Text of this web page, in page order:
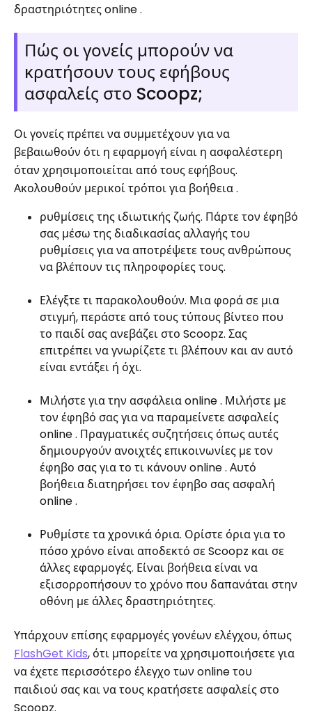
δραστηριότητες online .
Πώς οι γονείς μπορούν να
κρατήσουν τους εφήβους
ασφαλείς στο Scoopz;
Οι γονείς πρέπει να συμμετέχουν για να
βεβαιωθούν ότι η εφαρμογή είναι η ασφαλέστερη
όταν χρησιμοποιείται από τους εφήβους.
Ακολουθούν μερικοί τρόποι για βοήθεια .
ρυθμίσεις της ιδιωτικής ζωής. Πάρτε τον έφηβό
σας μέσω της διαδικασίας αλλαγής του
ρυθμίσεις για να αποτρέψετε τους ανθρώπους
να βλέπουν τις πληροφορίες τους.
Ελέγξτε τι παρακολουθούν. Μια φορά σε μια
στιγμή, περάστε από τους τύπους βίντεο που
το παιδί σας ανεβάζει στο Scoopz. Σας
επιτρέπει να γνωρίζετε τι βλέπουν και αν αυτό
είναι εντάξει ή όχι.
Μιλήστε για την ασφάλεια online . Μιλήστε με
τον έφηβό σας για να παραμείνετε ασφαλείς
online . Πραγματικές συζητήσεις όπως αυτές
δημιουργούν ανοιχτές επικοινωνίες με τον
έφηβο σας για το τι κάνουν online . Αυτό
βοήθεια διατηρήσει τον έφηβο σας ασφαλή
online .
Ρυθμίστε τα χρονικά όρια. Ορίστε όρια για το
πόσο χρόνο είναι αποδεκτό σε Scoopz και σε
άλλες εφαρμογές. Είναι βοήθεια είναι να
εξισορροπήσουν το χρόνο που δαπανάται στην
οθόνη με άλλες δραστηριότητες.
Υπάρχουν επίσης εφαρμογές γονέων ελέγχου, όπως
FlashGet Kids, ότι μπορείτε να χρησιμοποιήσετε για
να έχετε περισσότερο έλεγχο των online του
παιδιού σας και να τους κρατήσετε ασφαλείς στο